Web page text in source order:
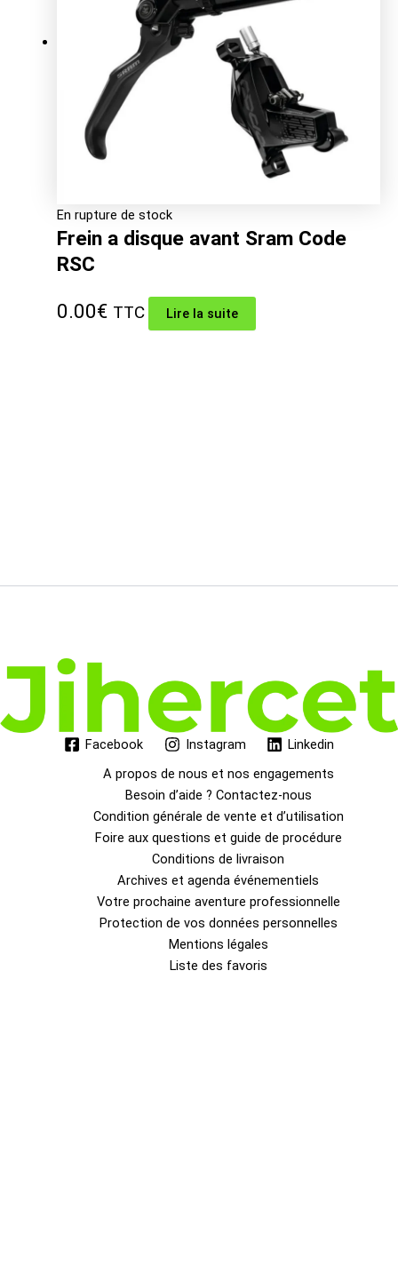
En rupture de stock
Frein a disque avant Sram Code
RSC
0.00€ TTC Lire la suite
Facebook Instagram
Linkedin
A propos de nous et nos engagements
Besoin d’aide ? Contactez-nous
Condition générale de vente et d’utilisation
Foire aux questions et guide de procédure
Conditions de livraison
Archives et agenda événementiels
Votre prochaine aventure professionnelle
Protection de vos données personnelles
Mentions légales
Liste des favoris